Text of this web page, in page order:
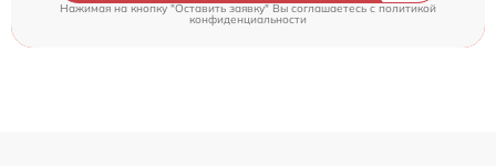
Нажимая на кнопку "Оставить заявку" Вы соглашаетесь cполитикой
конфиденциальности